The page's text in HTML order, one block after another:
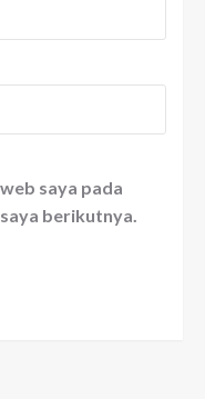
saya pada
berikutnya.